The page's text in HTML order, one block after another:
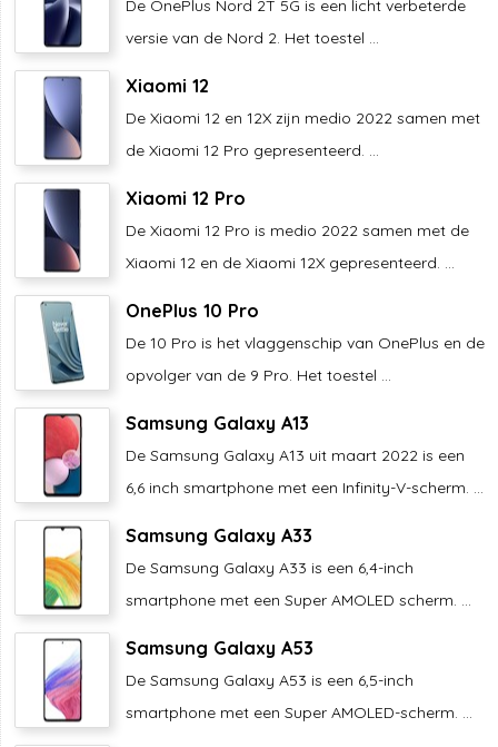
De OnePlus Nord 2T 5G is een licht verbeterde
versie van de Nord 2. Het toestel ...
Xiaomi 12
De Xiaomi 12 en 12X zijn medio 2022 samen met
de Xiaomi 12 Pro gepresenteerd. ...
Xiaomi 12 Pro
De Xiaomi 12 Pro is medio 2022 samen met de
Xiaomi 12 en de Xiaomi 12X gepresenteerd. ...
OnePlus 10 Pro
De 10 Pro is het vlaggenschip van OnePlus en de
opvolger van de 9 Pro. Het toestel ...
Samsung Galaxy A13
De Samsung Galaxy A13 uit maart 2022 is een
6,6 inch smartphone met een Infinity-V-scherm. ...
Samsung Galaxy A33
De Samsung Galaxy A33 is een 6,4-inch
smartphone met een Super AMOLED scherm. ...
Samsung Galaxy A53
De Samsung Galaxy A53 is een 6,5-inch
smartphone met een Super AMOLED-scherm. ...